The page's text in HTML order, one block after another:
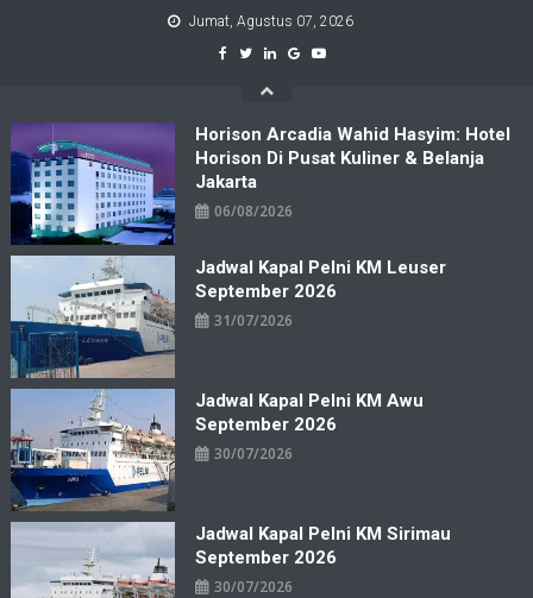
Jumat, Agustus 07, 2026
Horison Arcadia Wahid Hasyim: Hotel
Horison Di Pusat Kuliner & Belanja
Jakarta
06/08/2026
Jadwal Kapal Pelni KM Leuser
September 2026
31/07/2026
Jadwal Kapal Pelni KM Awu
September 2026
30/07/2026
Jadwal Kapal Pelni KM Sirimau
September 2026
30/07/2026